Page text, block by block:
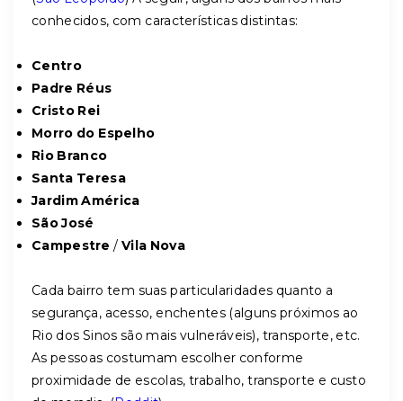
conhecidos, com características distintas:
Centro
Padre Réus
Cristo Rei
Morro do Espelho
Rio Branco
Santa Teresa
Jardim América
São José
Campestre /Vila Nova
Cada bairro tem suas particularidades quanto a
segurança, acesso, enchentes (alguns próximos ao
Rio dos Sinos são mais vulneráveis), transporte, etc.
As pessoas costumam escolher conforme
proximidade de escolas, trabalho, transporte e custo